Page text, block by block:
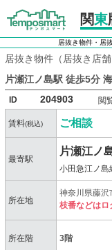
関東
居抜き物件・居
居抜き物件（居抜き店
片瀬江ノ島駅 徒歩5分
ID 204903 閲
賃料(税込) ご相談
最寄駅
片瀬江ノ
小田急江ノ島
所在地
神奈川県藤沢
枝番などはロ
所在階 3階